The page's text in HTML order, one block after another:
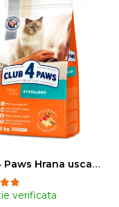
Club 4 Paws Hrana uscata pisici sterilizate, 2kg
verificata